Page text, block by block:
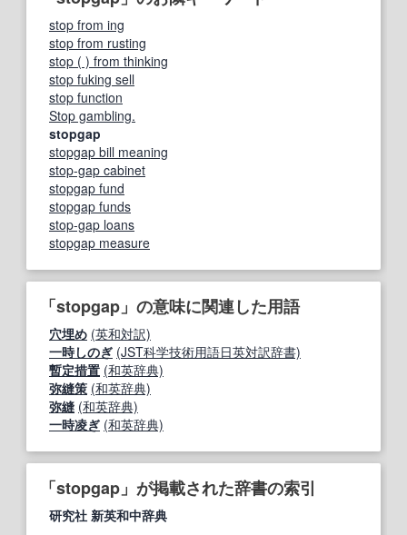
stop from ing
stop from rusting
stop ( ) from thinking
stop fuking sell
stop function
Stop gambling.
stopgap
stopgap bill meaning
stop-gap cabinet
stopgap fund
stopgap funds
stop-gap loans
stopgap measure
「stopgap」の意味に関連した用語
穴埋め (英和対訳)
一時しのぎ (JST科学技術用語日英対訳辞書)
暫定措置 (和英辞典)
弥縫策 (和英辞典)
弥縫 (和英辞典)
一時凌ぎ (和英辞典)
「stopgap」が掲載された辞書の索引
研究社 新英和中辞典